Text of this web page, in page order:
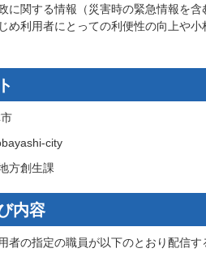
に関する情報（災害時の緊急情報を
め利用者にとっての利便性の向上や
city
方創生課
内容
者の指定の職員が以下のとおり配信